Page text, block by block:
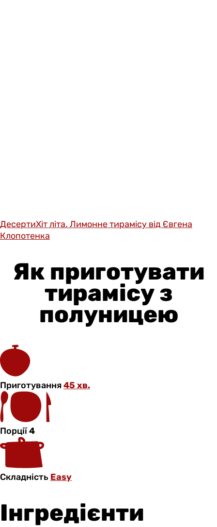
ДесертиХіт літа. Лимонне тирамісу від Євгена
Клопотенка
Як приготувати
тирамісу з
полуницею
Приготування45 хв.
Порції4
Складність Easy
Інгредієнти